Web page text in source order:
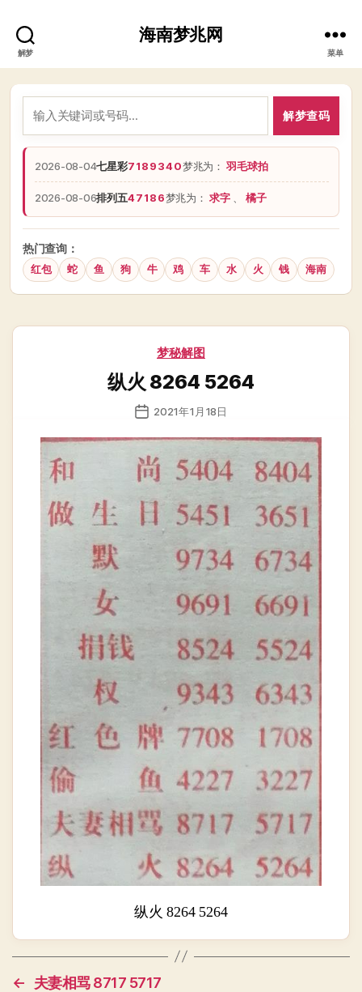
解梦
海南梦兆网
菜单
解梦查码
2026-08-04七星彩7189340梦兆为：羽毛球拍
2026-08-06排列五47186梦兆为：求字 橘子
热门查询：
红包 蛇 鱼 狗 牛 鸡 车 水 火 钱 海南
分
梦秘解图
纵火 8264 5264
发
日
期
2021年1月18日
纵火 8264 5264
←
夫妻相骂 8717 5717